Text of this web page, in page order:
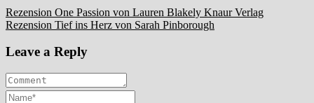
Rezension One Passion von Lauren Blakely Knaur Verlag
Rezension Tief ins Herz von Sarah Pinborough
Leave a Reply